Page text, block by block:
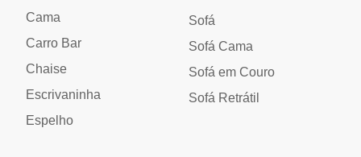
Cama
Carro Bar
Chaise
Escrivaninha
Espelho
Sofá
Sofá Cama
Sofá em Couro
Sofá Retrátil